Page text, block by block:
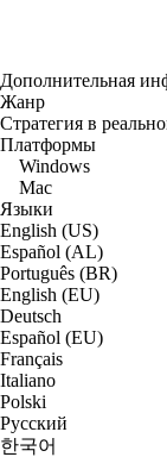
Дополнительная
Жанр
Стратегия в
Платформы
Windows
Mac
Языки
English (US)
Español (AL)
Português (BR)
English (EU)
Deutsch
Español (EU)
Français
Italiano
Polski
Русский
한국어